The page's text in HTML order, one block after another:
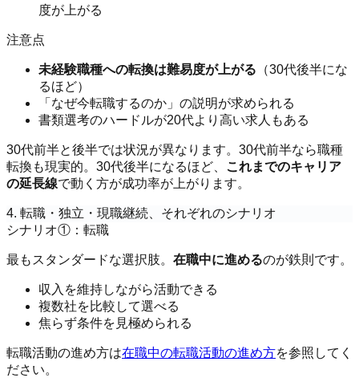
度が上がる
注意点
未経験職種への転換は難易度が上がる （30代後半にな
るほど）
「なぜ今転職するのか」の説明が求められる
書類選考のハードルが20代より高い求人もある
30代前半と後半では状況が異なります。30代前半なら職種
転換も現実的。30代後半になるほど、
これまでのキャリア
の延長線で動く方が成功率が上がります。
4. 転職・独立・現職継続、それぞれのシナリオ
シナリオ①：転職
最もスタンダードな選択肢。 在職中に進めるのが鉄則です。
収入を維持しながら活動できる
複数社を比較して選べる
焦らず条件を見極められる
転職活動の進め方は在職中の転職活動の進め方を参照してく
ださい。